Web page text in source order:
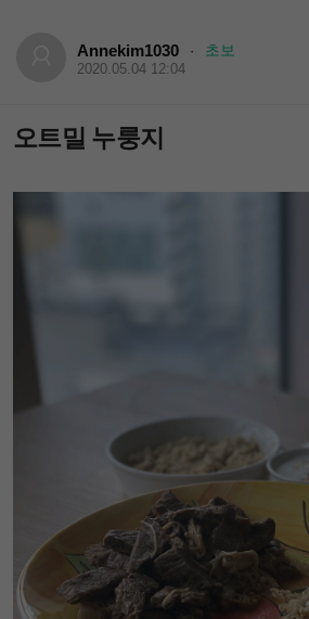
Annekim1030 · 초보
2020.05.04 12:04
오트밀 누룽지